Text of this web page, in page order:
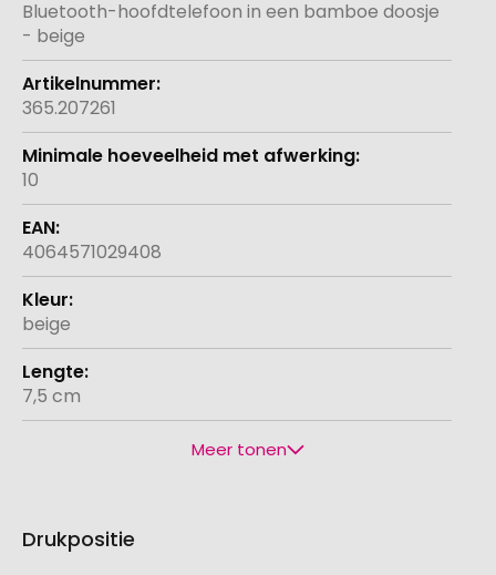
Bluetooth-hoofdtelefoon in een bamboe doosje
- beige
365.207261
10
4064571029408
beige
7,5 cm
Meer tonen
Drukpositie